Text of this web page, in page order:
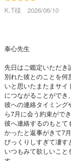
K.T様 2026/06/10
泰心先生
先日はご鑑定いただき
別れた彼とのことを
いと思いたまたまサ
につながることができ
彼への連絡タイミング
ら7月に会う約束がで
彼へ連絡するのもとて
かったと返事がきて7
びっくりしすぎて凄す
いつもみて欲しいこと